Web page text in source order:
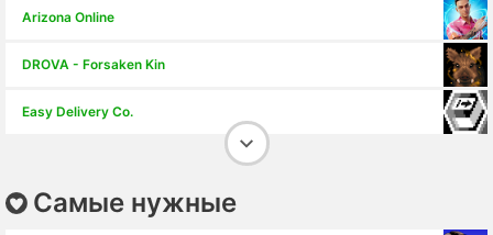
Arizona Online
DROVA - Forsaken Kin
Easy Delivery Co.
DAVE THE DIVER
Самые нужные